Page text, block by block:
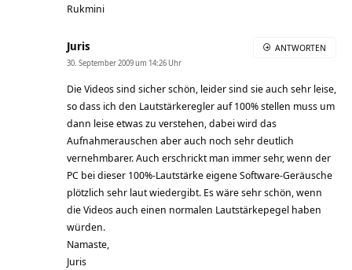
Rukmini
Juris
30. September 2009 um 14:26 Uhr
Die Videos sind sicher schön, leider sind sie auch sehr leise,
so dass ich den Lautstärkeregler auf 100% stellen muss um
dann leise etwas zu verstehen, dabei wird das
Aufnahmerauschen aber auch noch sehr deutlich
vernehmbarer. Auch erschrickt man immer sehr, wenn der
PC bei dieser 100%-Lautstärke eigene Software-Geräusche
plötzlich sehr laut wiedergibt. Es wäre sehr schön, wenn
die Videos auch einen normalen Lautstärkepegel haben
würden.
Namaste,
Juris
ANTWORTEN